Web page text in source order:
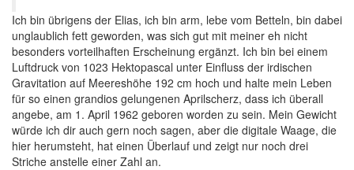
Ich bin übrigens der Elias, ich bin arm, lebe vom Betteln, bin dabei
unglaublich fett geworden, was sich gut mit meiner eh nicht
besonders vorteilhaften Erscheinung ergänzt. Ich bin bei einem
Luftdruck von 1023 Hektopascal unter Einfluss der irdischen
Gravitation auf Meereshöhe 192 cm hoch und halte mein Leben
für so einen grandios gelungenen Aprilscherz, dass ich überall
angebe, am 1. April 1962 geboren worden zu sein. Mein Gewicht
würde ich dir auch gern noch sagen, aber die digitale Waage, die
hier herumsteht, hat einen Überlauf und zeigt nur noch drei
Striche anstelle einer Zahl an.